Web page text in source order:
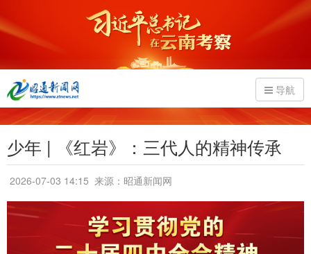
导航
少年 | 《红岩》：三代人的精神传承
2026-07-03 14:15 来源：昭通新闻网